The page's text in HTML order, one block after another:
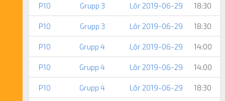
P10 Grupp 3 Lör 2019-06-29 18:30
P10 Grupp 3 Lör 2019-06-29 18:30
P10 Grupp 4 Lör 2019-06-29 14:00
P10 Grupp 4 Lör 2019-06-29 14:00
P10 Grupp 4 Lör 2019-06-29 18:30